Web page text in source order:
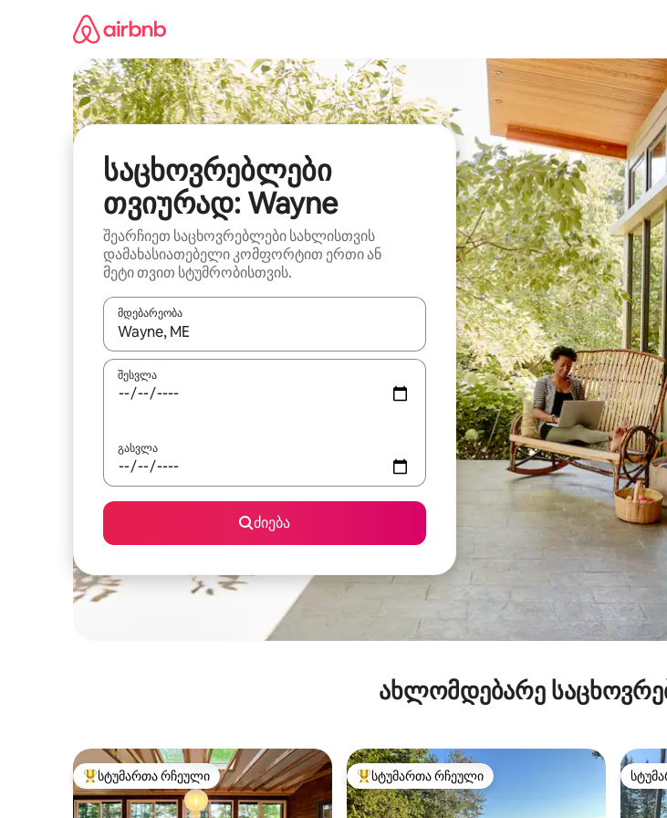
საცხოვრებლები
თვიურად: Wayne
შეარჩიეთ საცხოვრებლები სახლისთვის
დამახასიათებელი კომფორტით ერთი ან
მეტი თვით სტუმრობისთვის.
მდებარეობა
როცა შედეგები ხელმისაწვდომი გახდება, ნავიგაციისთვის გამოიყენეთ კლავიშები ზემოთ/
შესვლა
გასვლა
ძიება
ახლომდებარე
სტუმართა რჩეული მოწინავე ვარიანტი
სტუმართა რჩეული სტუმართა რჩეული მოწინავე ვარიანტი
სტუმართა რჩეული